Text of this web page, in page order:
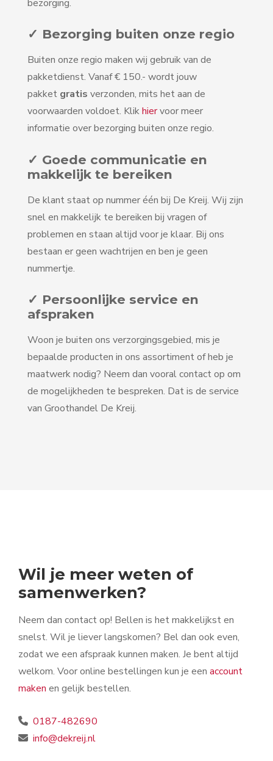
bezorging.
✓ Bezorging buiten onze regio
Buiten onze regio maken wij gebruik van de
pakketdienst. Vanaf € 150.- wordt jouw
pakket gratis verzonden, mits het aan de
voorwaarden voldoet. Klikhiervoor meer
informatie over bezorging buiten onze regio.
✓ Goede communicatie en
makkelijk te bereiken
De klant staat op nummer één bij De Kreij. Wij zijn
snel en makkelijk te bereiken bij vragen of
problemen en staan altijd voor je klaar. Bij ons
bestaan er geen wachtrijen en ben je geen
nummertje.
✓ Persoonlijke service en
afspraken
Woon je buiten ons verzorgingsgebied, mis je
bepaalde producten in ons assortiment of heb je
maatwerk nodig? Neem dan vooral contact op om
de mogelijkheden te bespreken. Dat is de service
van Groothandel De Kreij.
Wil je meer weten of
samenwerken?
Neem dan contact op! Bellen is het makkelijkst en
snelst. Wil je liever langskomen? Bel dan ook even,
zodat we een afspraak kunnen maken. Je bent altijd
welkom. Voor online bestellingen kun je een account
maken en gelijk bestellen.
0187-482690
info@dekreij.nl